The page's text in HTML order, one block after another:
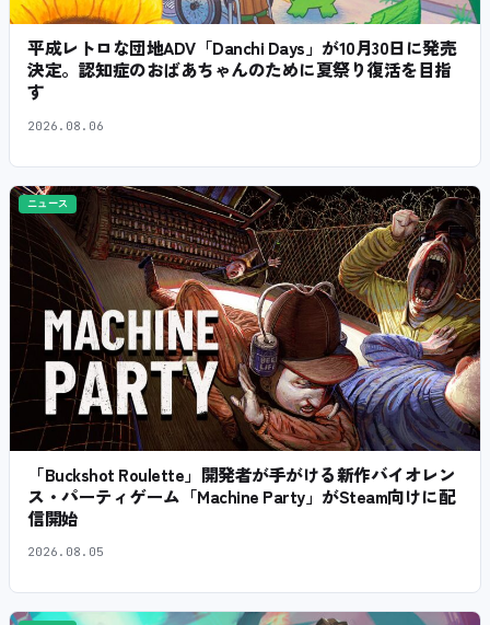
平成レトロな団地ADV「Danchi Days」が10月30日に発売
決定。認知症のおばあちゃんのために夏祭り復活を目指
す
2026.08.06
ニュース
「Buckshot Roulette」開発者が手がける新作バイオレン
ス・パーティゲーム「Machine Party」がSteam向けに配
信開始
2026.08.05